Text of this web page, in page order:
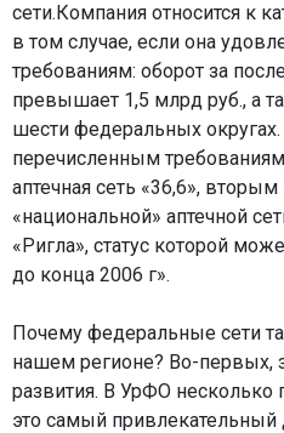
сети.Компания относится к
в том случае, если она
требованиям: оборот за
превышает 1,5 млрд руб., а
шести федеральных
перечисленным требованиям
аптечная сеть «36,6»,
«национальной» аптечной
«Ригла», статус которой
до конца 2006 г».
Почему федеральные сети
нашем регионе? Во-первых,
развития. В УрФО несколько
это самый привлекательный